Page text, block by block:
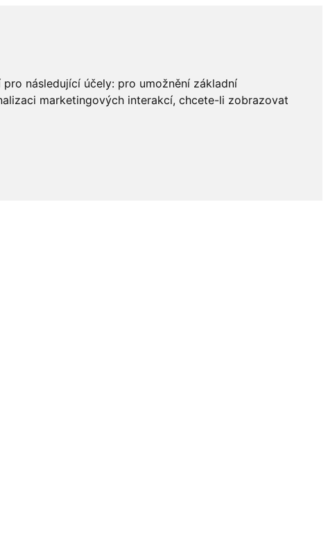
následující účely: pro umožnění základní
marketingových interakcí, chcete-li zobrazovat